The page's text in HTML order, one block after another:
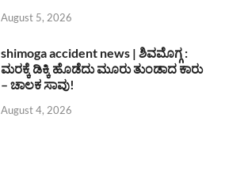
August 5, 2026
shimoga accident news | ಶಿವಮೊಗ್ಗ :
ಮರಕ್ಕೆ ಡಿಕ್ಕಿ ಹೊಡೆದು ಮೂರು ತುಂಡಾದ ಕಾರು
– ಚಾಲಕ ಸಾವು!
August 4, 2026